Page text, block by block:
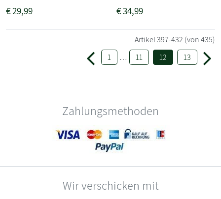
€29,99 €34,99
Artikel397-432 (von 435)
1
… 11 12 13
Zahlungsmethoden
Wir verschicken mit